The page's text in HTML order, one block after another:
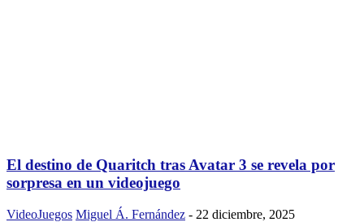
El destino de Quaritch tras Avatar 3 se revela por
sorpresa en un videojuego
VideoJuegos Miguel Á. Fernández - 22 diciembre, 2025